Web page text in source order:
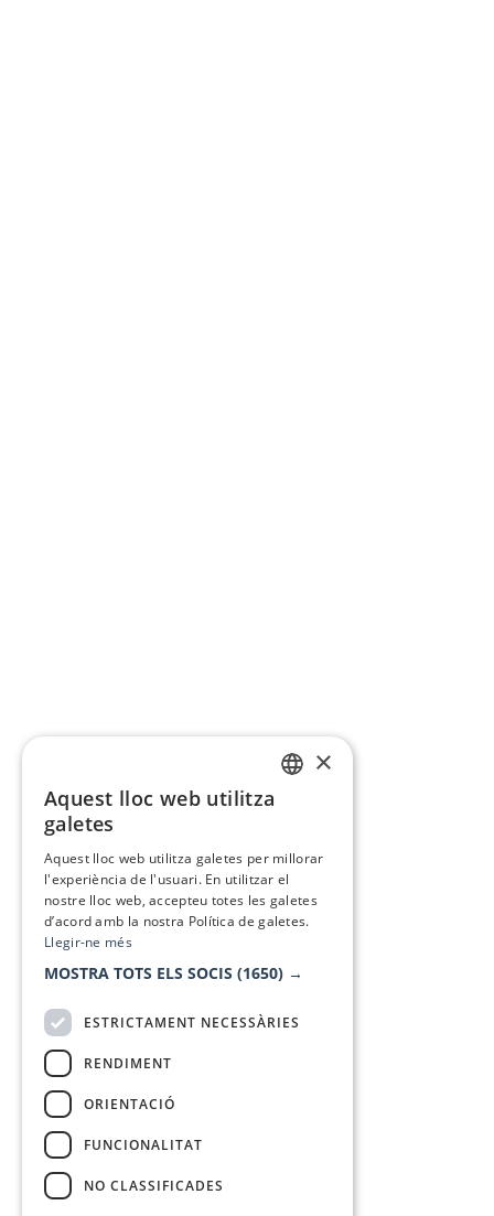
×
Aquest lloc web utilitza
galetes
Aquest lloc web utilitza galetes per millorar
l'experiència de l'usuari. En utilitzar el
nostre lloc web, accepteu totes les galetes
d’acord amb la nostra Política de galetes.
Llegir-ne més
MOSTRA TOTS ELS SOCIS (1650) →
ESTRICTAMENT NECESSÀRIES
RENDIMENT
ORIENTACIÓ
FUNCIONALITAT
NO CLASSIFICADES